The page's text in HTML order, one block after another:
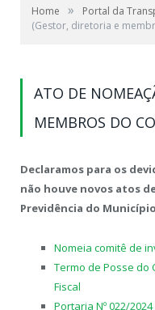
Home » Portal da
(Gestor, diretoria e
ATO DE
MEMBROS DO
Declaramos para os
não houve novos atos
Previdência do Município
Nomeia comitê de
Termo de Posse do
Fiscal
Portaria Nº 022/